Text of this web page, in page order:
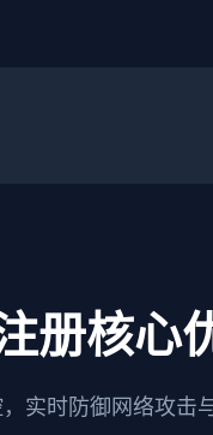
册核心
实时防御网络攻击